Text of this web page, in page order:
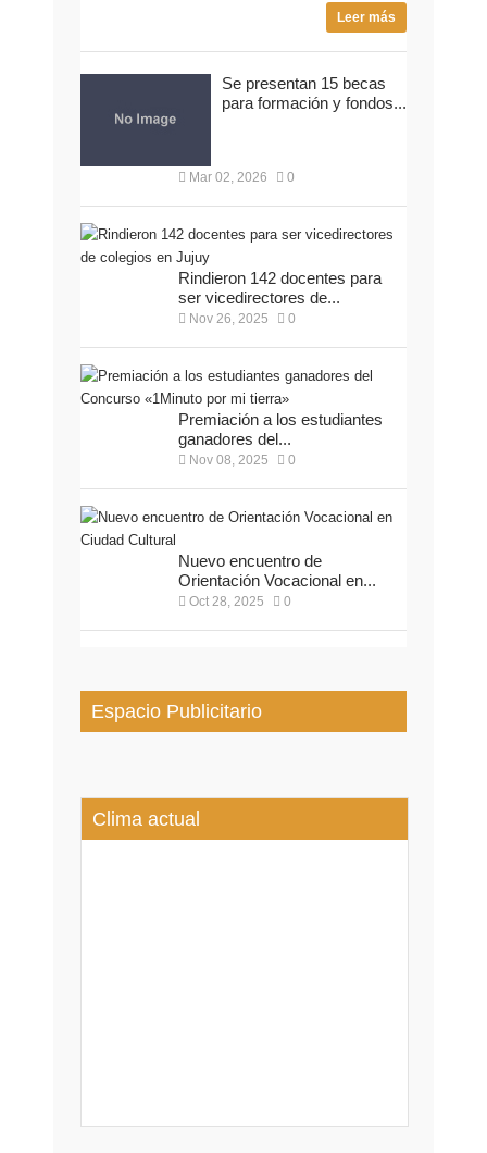
Leer más
Se presentan 15 becas
para formación y fondos...
Mar 02, 2026 0
Rindieron 142 docentes para
ser vicedirectores de...
Nov 26, 2025 0
Premiación a los estudiantes
ganadores del...
Nov 08, 2025 0
Nuevo encuentro de
Orientación Vocacional en...
Oct 28, 2025 0
Espacio Publicitario
Clima actual